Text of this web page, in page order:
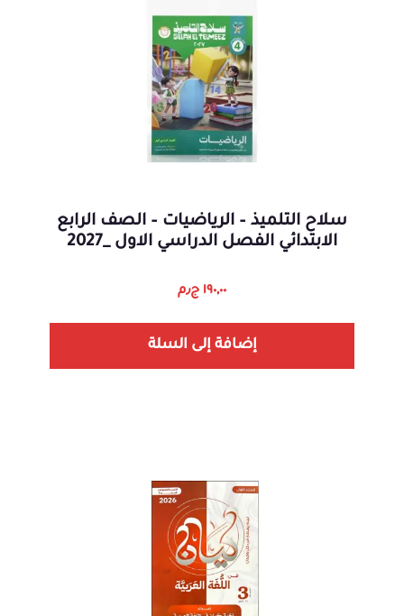
سلاح التلميذ – الرياضيات – الصف الرابع
الابتدائي الفصل الدراسي الاول _2027
١٩٠,٠٠ ج٫م
إضافة إلى السلة